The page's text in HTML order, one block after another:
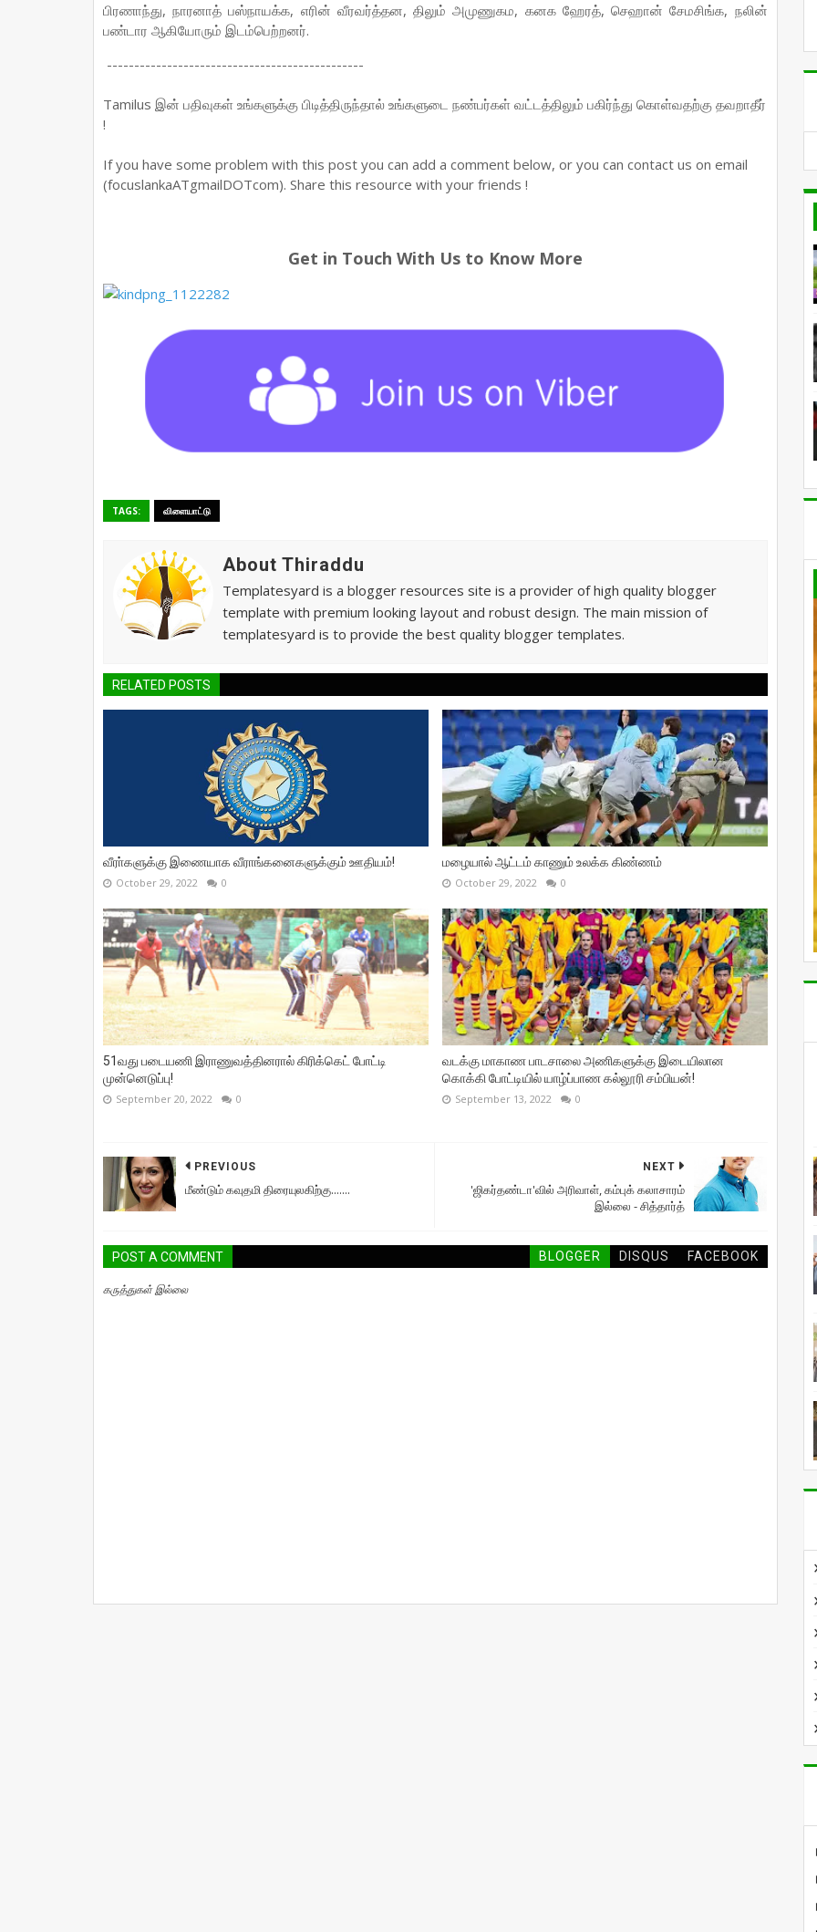
பிரணாந்து, நாரனாத் பஸ்நாயக்க, எரின் வீரவர்த்தன, திலும் அமுணுகம, கனக ஹேரத், செஹான் சேமசிங்க, நலின்
பண்டார ஆகியோரும் இடம்பெற்றனர்.
-----------------------------------------------
Tamilus இன் பதிவுகள் உங்களுக்கு பிடித்திருந்தால் உங்களுடை நண்பர்கள் வட்டத்திலும் பகிர்ந்து கொள்வதற்கு தவறாதீர்
!
If you have some problem with this post you can add a comment below, or you can contact us on email
(focuslankaATgmailDOTcom). Share this resource with your friends !
Get in Touch With Us to Know More
TAGS: விளையாட்டு
About Thiraddu
Templatesyard is a blogger resources site is a provider of high quality blogger
template with premium looking layout and robust design. The main mission of
templatesyard is to provide the best quality blogger templates.
RELATED POSTS
வீரா்களுக்கு இணையாக வீராங்கனைகளுக்கும் ஊதியம்!
October 29, 2022 0
மழையால் ஆட்டம் காணும் உலக்க கிண்ணம்
October 29, 2022 0
51வது படையணி இராணுவத்தினரால் கிரிக்கெட் போட்டி
முன்னெடுப்பு!
September 20, 2022 0
வடக்கு மாகாண பாடசாலை அணிகளுக்கு இடையிலான
கொக்கி போட்டியில் யாழ்ப்பாண கல்லூரி சம்பியன்!
September 13, 2022 0
NEXT
'ஜிகர்தண்டா'வில் அரிவாள், கம்புக் கலாசாரம்
இல்லை - சித்தார்த்
PREVIOUS
மீண்டும் கவுதமி திரையுலகிற்கு.......
POST A COMMENT BLOGGER DISQUS FACEBOOK
கருத்துகள் இல்லை